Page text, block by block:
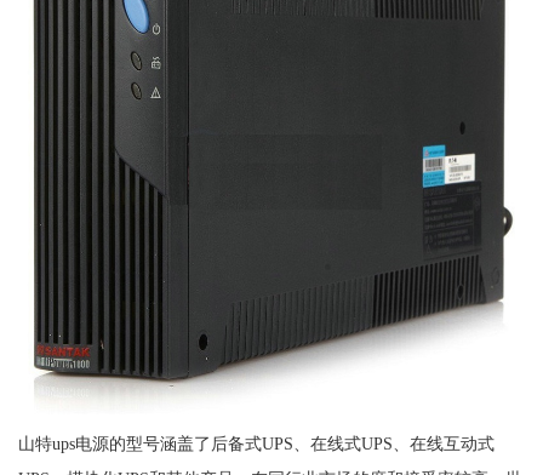
山特ups电源的型号涵盖了后备式UPS、在线式UPS、在线互动式